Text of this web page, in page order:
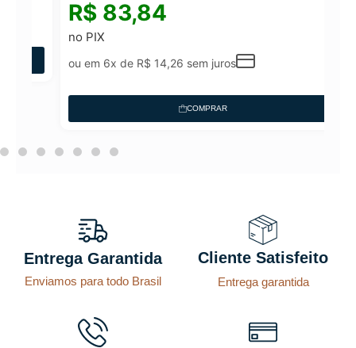
R$83,84
no PIX
ou em 6x deR$14,26sem juros
COMPRAR
Entrega Garantida
Enviamos para todo Brasil
Cliente Satisfeito
Entrega garantida